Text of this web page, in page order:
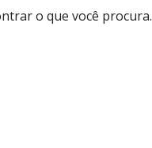
o que você procura.